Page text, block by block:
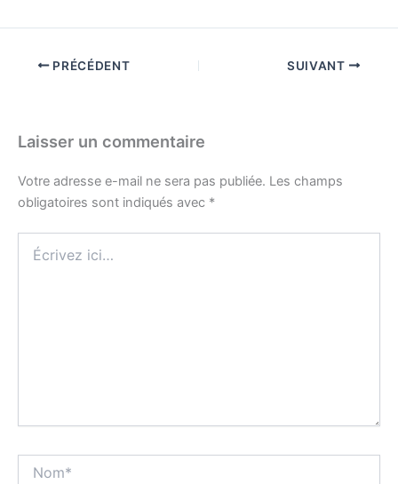
PRÉCÉDENT SUIVANT
Laisser un commentaire
Votre adresse e-mail ne sera pas publiée. Les champs
obligatoires sont indiqués avec *
ici…